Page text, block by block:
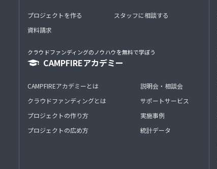
プロジェクトを作る
資料請求
スタッフに相談する
クラウドファンディングのノウハウを無料で学ぼう
CAMPFIREアカデミー
CAMPFIREアカデミーとは
クラウドファンディングとは
プロジェクトの作り方
プロジェクトの広め方
説明会・相談会
サポートサービス
実施事例
統計データ